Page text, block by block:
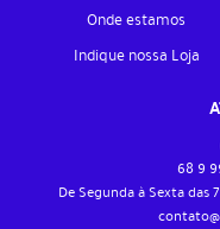
Onde estamos
Indique nossa Loja
68 9
De Segunda à Sexta das